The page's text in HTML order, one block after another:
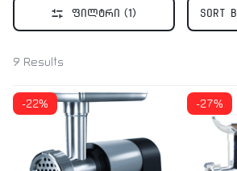
ფილტრი (1) Sort
9 Results
-22% -27%